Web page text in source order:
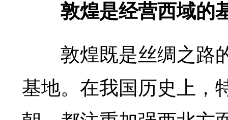
敦煌是经营西域的
敦煌既是丝绸之路的
基地。在我国历史上，